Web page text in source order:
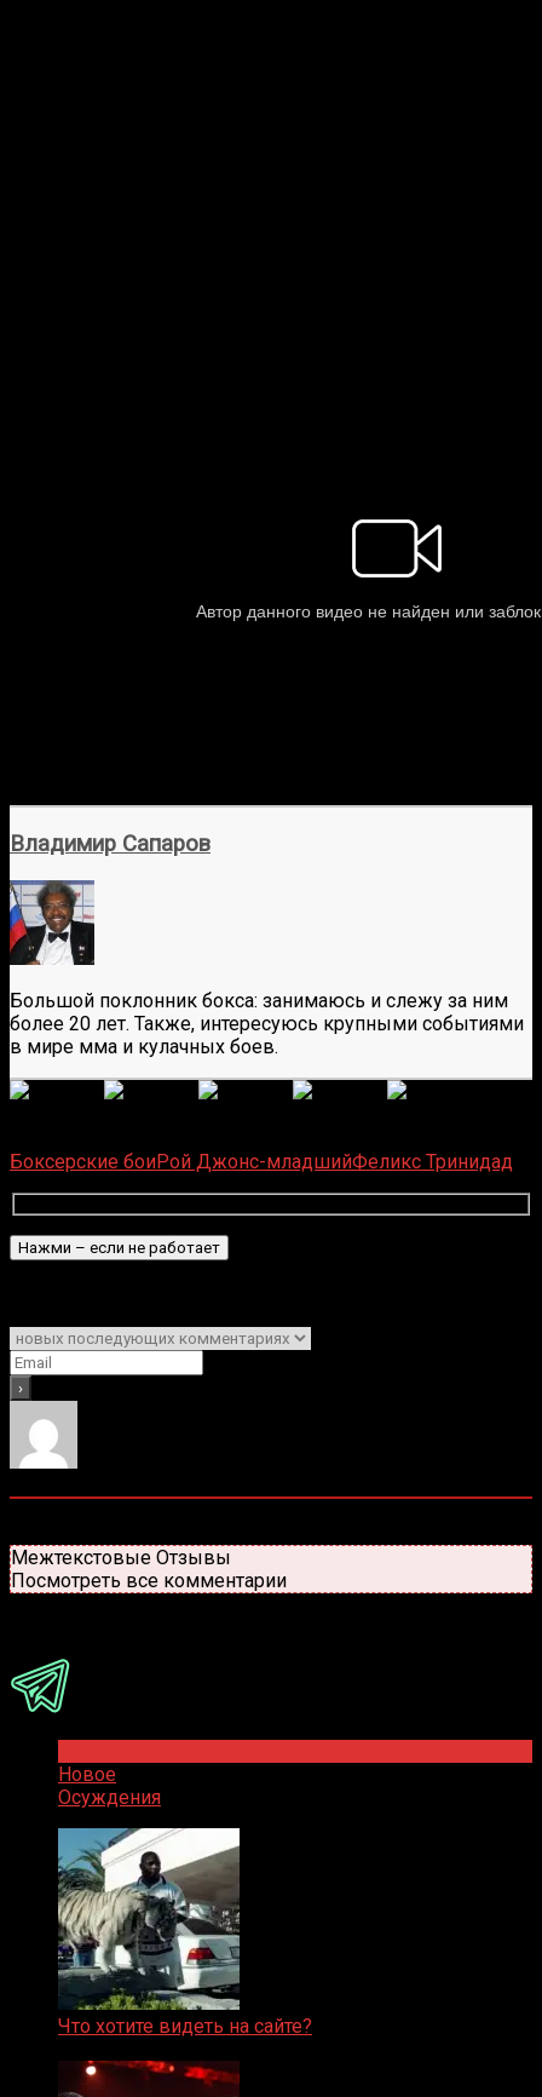
Владимир Сапаров
Большой поклонник бокса: занимаюсь и слежу за ним
более 20 лет. Также, интересуюсь крупными событиями
в мире мма и кулачных боев.
Боксерские боиРой Джонс-младшийФеликс Тринидад
Межтекстовые Отзывы
Посмотреть все комментарии
Новое
Осуждения
Что хотите видеть на сайте?